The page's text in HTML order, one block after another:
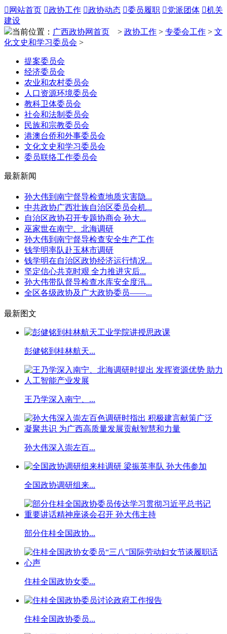
 网站首页 政协工作 政协动态 委员履职 党派团体 机关
建设
当前位置： 广西政协网首页 > 政协工作 > 专委会工作 > 文
化文史和学习委员会 >
提案委员会
经济委员会
农业和农村委员会
人口资源环境委员会
教科卫体委员会
社会和法制委员会
民族和宗教委员会
港澳台侨和外事委员会
文化文史和学习委员会
委员联络工作委员会
最新新闻
孙大伟到南宁督导检查地质灾害隐...
中共政协广西壮族自治区委员会机...
自治区政协召开专题协商会 孙大...
巫家世在南宁、北海调研
孙大伟到南宁督导检查安全生产工作
钱学明率队赴玉林市调研
钱学明在自治区政协经济运行情况...
坚定信心共克时艰 全力推进灾后...
孙大伟带队督导检查水库安全度汛...
全区各级政协及广大政协委员——...
最新图文
彭健铭到桂林航天...
王乃学深入南宁、...
孙大伟深入崇左百...
全国政协调研组来...
部分住桂全国政协...
住桂全国政协女委...
住桂全国政协委员...